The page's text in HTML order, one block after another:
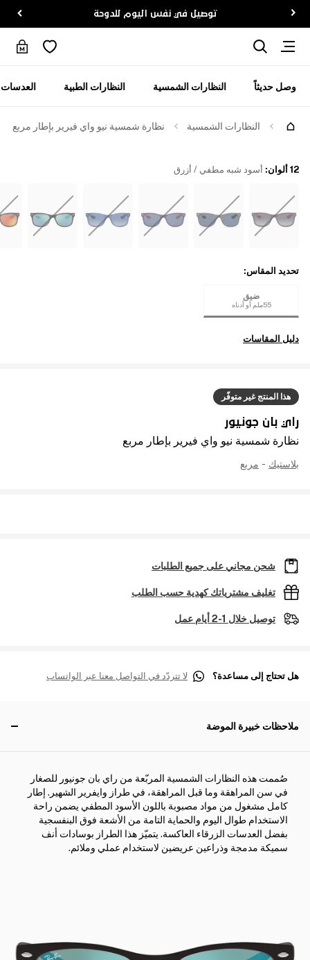
توصيل في نفس اليوم للدوحة
وصل حديثاً النظارات الشمسية النظارات الطبية
النظارات الشمسية نظارة شمسية نيو واي فيرير بإطار مربع
هذا المنتج غير متوفّر
راي بان جونيور
نظارة شمسية نيو واي فيرير بإطار مربع
بلاستيك - مربع
12 ألوان : أسود شبه مطفي / أزرق
تحديد المقاس:
ضيق
55ملم أو أدناه
دليل المقاسات
شحن مجاني على جميع الطلبات
تغليف مشترياتك كهدية حسب الطلب
توصيل خلال 1-2 أيام عمل
هل تحتاج إلى مساعدة؟ لا تتردّد في التواصل معنا عبر الواتساب
ملاحظات خبيرة الموضة
صُممت هذه النظارات الشمسية المربّعة من راي بان جونيور للصغار
في سن المراهقة وما قبل المراهقة، في طراز وايفرير الشهير. إطار
كامل مشغول من مواد مصبوبة باللون الأسود المطفي يضمن راحة
الاستخدام طوال اليوم والحماية التامة من الأشعة فوق البنفسجية
بفضل العدسات الزرقاء العاكسة. يتميّز هذا الطراز بوسادات أنف
سميكة مدمجة وذراعين عريضين لاستخدام عملي وملائم.